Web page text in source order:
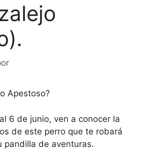
Apestoso?
6 de junio, ven a conocer la
de este perro que te robará
pandilla de aventuras.